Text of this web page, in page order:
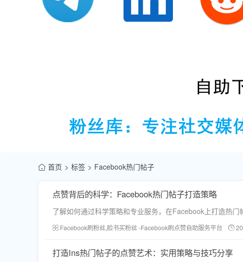
首页 标签 Facebook热门帖子
点赞背后的科学：Facebook热门帖子打造策略
了解如何通过科学策略和专业服务，在Facebook上打造热
Facebook刷粉丝,脸书买粉丝 -Facebook刷点赞自助服务平台
打造Ins热门帖子的点赞艺术：实用策略与技巧分享